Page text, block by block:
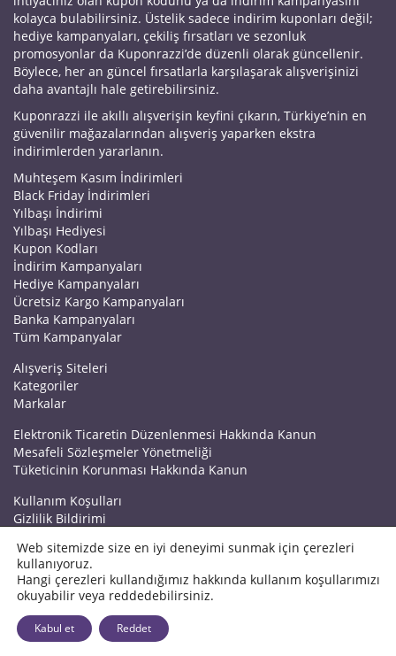
kolayca bulabilirsiniz. Üstelik sadece indirim kuponları değil;
hediye kampanyaları, çekiliş fırsatları ve sezonluk
promosyonlar da Kuponrazzi’de düzenli olarak güncellenir.
Böylece, her an güncel fırsatlarla karşılaşarak alışverişinizi
daha avantajlı hale getirebilirsiniz.
Kuponrazzi ile akıllı alışverişin keyfini çıkarın, Türkiye’nin en
güvenilir mağazalarından alışveriş yaparken ekstra
indirimlerden yararlanın.
Muhteşem Kasım İndirimleri
Black Friday İndirimleri
Yılbaşı İndirimi
Yılbaşı Hediyesi
Kupon Kodları
İndirim Kampanyaları
Hediye Kampanyaları
Ücretsiz Kargo Kampanyaları
Banka Kampanyaları
Tüm Kampanyalar
Alışveriş Siteleri
Kategoriler
Markalar
Elektronik Ticaretin Düzenlenmesi Hakkında Kanun
Mesafeli Sözleşmeler Yönetmeliği
Tüketicinin Korunması Hakkında Kanun
Kullanım Koşulları
Gizlilik Bildirimi
Kuponrazzi Blog
Mağaza Ekle
İletişim
© 2026 Kuponrazzi
Web sitemizde size en iyi deneyimi sunmak için çerezleri
kullanıyoruz.
Hangi çerezleri kullandığımız hakkında kullanım koşullarımızı
okuyabilir veya reddedebilirsiniz.
Kabul et Reddet